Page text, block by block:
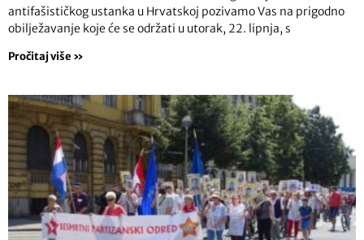
antifašističkog ustanka u Hrvatskoj pozivamo Vas na prigodno
obilježavanje koje će se održati u utorak, 22. lipnja, s
Pročitaj više »